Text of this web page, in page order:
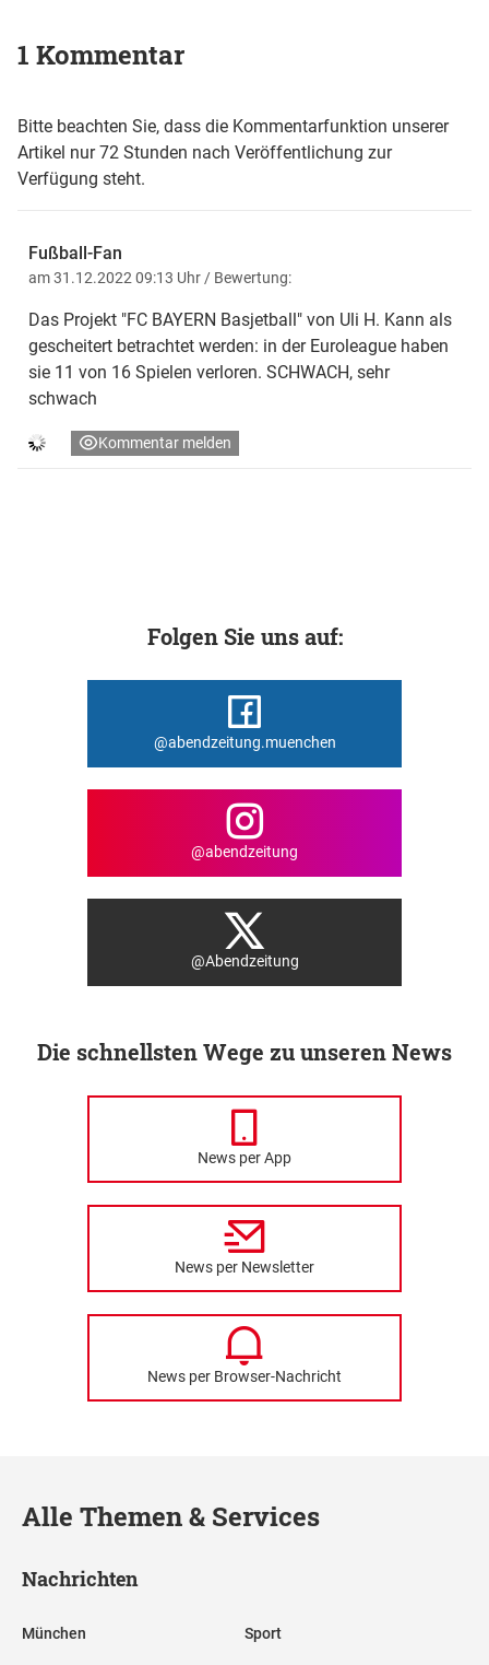
1 Kommentar
Bitte beachten Sie, dass die Kommentarfunktion unserer
Artikel nur 72 Stunden nach Veröffentlichung zur
Verfügung steht.
Fußball-Fan
am 31.12.2022 09:13 Uhr / Bewertung:
Das Projekt "FC BAYERN Basjetball" von Uli H. Kann als
gescheitert betrachtet werden: in der Euroleague haben
sie 11 von 16 Spielen verloren. SCHWACH, sehr
schwach
Kommentar melden
Folgen Sie uns auf:
@abendzeitung.muenchen
@abendzeitung
@Abendzeitung
Die schnellsten Wege zu unseren News
News per App
News per Newsletter
News per Browser-Nachricht
Alle Themen & Services
Nachrichten
München Sport